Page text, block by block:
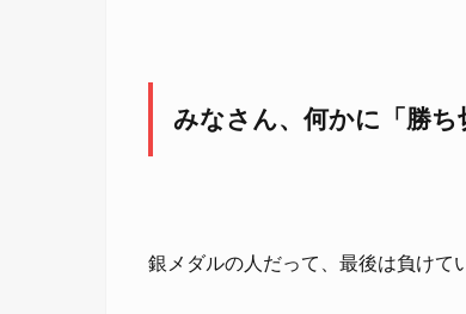
みなさん、何かに「勝ち
銀メダルの人だって、最後は負けて